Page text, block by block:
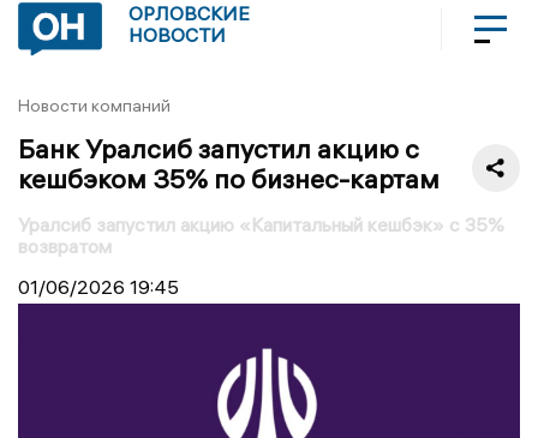
ОРЛОВСКИЕ
НОВОСТИ
Новости компаний
Банк Уралсиб запустил акцию с
кешбэком 35% по бизнес-картам
Уралсиб запустил акцию «Капитальный кешбэк» с 35%
возвратом
01/06/2026 19:45